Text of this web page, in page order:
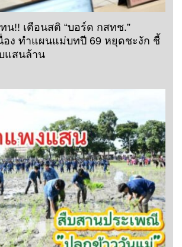
น!! เตือนสติ “บอร์ด กสทช.”
อง ทำแผนแม่บทปี 69 หยุดชะงัก ชี้
แสนล้าน